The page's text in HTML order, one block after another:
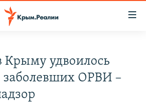
Крыму удвоилось
заболевших ОРВИ –